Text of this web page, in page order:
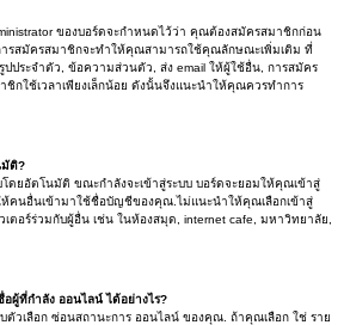
ของบอร์ดจะกำหนดไว้ว่า คุณต้องสมัครสมาชิกก่อน
รสมัครสมาชิกจะทำให้คุณสามารถใช้คุณลักษณะเพิ่มเติม ที่
ปประจำตัว, ข้อความส่วนตัว, ส่ง email ให้ผู้ใช้อื่น, การสมัคร
ชิกใช้เวลาเพียงเล็กน้อย ดังนั้นจึงแนะนำให้คุณควรทำการ
มัติ?
ดยอัตโนมัติ ขณะกำลังจะเข้าสู่ระบบ บอร์ดจะยอมให้คุณเข้าสู่
ห้คนอื่นเข้ามาใช้ชื่อบัญชีของคุณ.ไม่แนะนำให้คุณเลือกเข้าสู่
อร์ร่วมกับผู้อื่น เช่น ในห้องสมุด, internet cafe, มหาวิทยาลัย,
ผู้ที่กำลัง ออนไลน์ ได้อย่างไร?
เลือก ซ่อนสถานะการ ออนไลน์ ของคุณ. ถ้าคุณเลือก ใช่ ราย